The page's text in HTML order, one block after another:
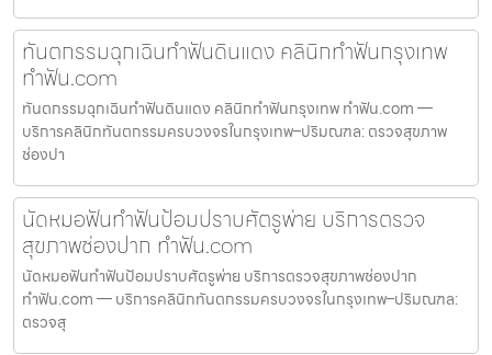
ทันตกรรมฉุกเฉินทำฟันดินแดง คลินิกทำฟันกรุงเทพ
ทำฟัน.com
ทันตกรรมฉุกเฉินทำฟันดินแดง คลินิกทำฟันกรุงเทพ ทำฟัน.com —
บริการคลินิกทันตกรรมครบวงจรในกรุงเทพ–ปริมณฑล: ตรวจสุขภาพ
ช่องปา
นัดหมอฟันทำฟันป้อมปราบศัตรูพ่าย บริการตรวจ
สุขภาพช่องปาก ทำฟัน.com
นัดหมอฟันทำฟันป้อมปราบศัตรูพ่าย บริการตรวจสุขภาพช่องปาก
ทำฟัน.com — บริการคลินิกทันตกรรมครบวงจรในกรุงเทพ–ปริมณฑล:
ตรวจสุ